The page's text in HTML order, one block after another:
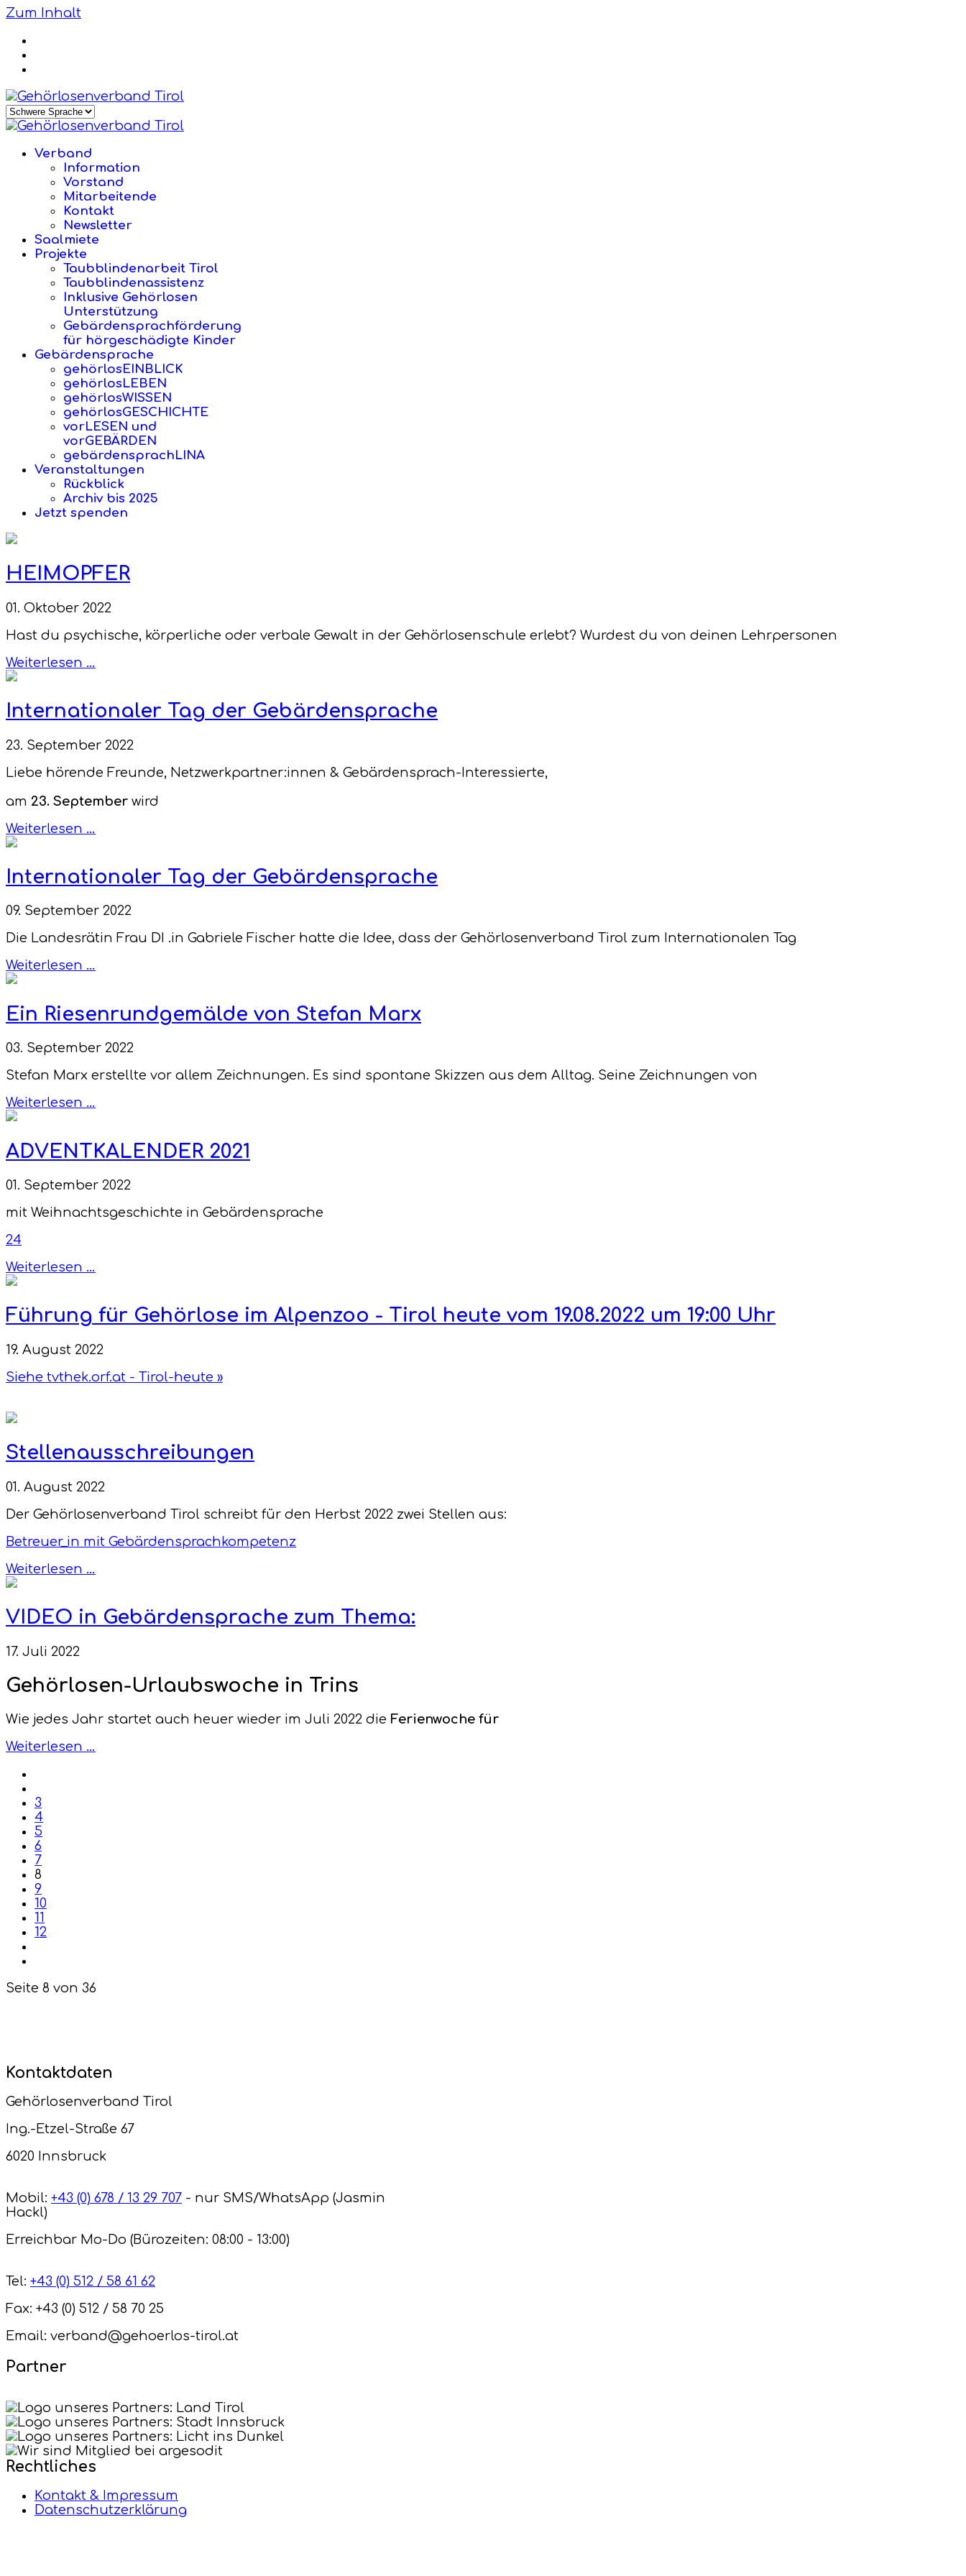
Zum Inhalt
Verband
Information
Vorstand
Mitarbeitende
Kontakt
Newsletter
Saalmiete
Projekte
Taubblindenarbeit Tirol
Taubblindenassistenz
Inklusive Gehörlosen
Unterstützung
Gebärdensprachförderung
für hörgeschädigte Kinder
Gebärdensprache
gehörlosEINBLICK
gehörlosLEBEN
gehörlosWISSEN
gehörlosGESCHICHTE
vorLESEN und
vorGEBÄRDEN
gebärdensprachLINA
Veranstaltungen
Rückblick
Archiv bis 2025
Jetzt spenden
HEIMOPFER
01. Oktober 2022
Hast du psychische, körperliche oder verbale Gewalt in der Gehörlosenschule erlebt? Wurdest du von deinen Lehrpersonen
Weiterlesen …
Internationaler Tag der Gebärdensprache
23. September 2022
Liebe hörende Freunde, Netzwerkpartner:innen & Gebärdensprach-Interessierte,
am 23. September wird
Weiterlesen …
Internationaler Tag der Gebärdensprache
09. September 2022
Die Landesrätin Frau DI .in Gabriele Fischer hatte die Idee, dass der Gehörlosenverband Tirol zum Internationalen Tag
Weiterlesen …
Ein Riesenrundgemälde von Stefan Marx
03. September 2022
Stefan Marx erstellte vor allem Zeichnungen. Es sind spontane Skizzen aus dem Alltag. Seine Zeichnungen von
Weiterlesen …
ADVENTKALENDER 2021
01. September 2022
mit Weihnachtsgeschichte in Gebärdensprache
24
Weiterlesen …
Führung für Gehörlose im Alpenzoo - Tirol heute vom 19.08.2022 um 19:00 Uhr
19. August 2022
Siehe tvthek.orf.at - Tirol-heute »
Stellenausschreibungen
01. August 2022
Der Gehörlosenverband Tirol schreibt für den Herbst 2022 zwei Stellen aus:
Betreuer_in mit Gebärdensprachkompetenz
Weiterlesen …
VIDEO in Gebärdensprache zum Thema:
17. Juli 2022
Gehörlosen-Urlaubswoche in Trins
Wie jedes Jahr startet auch heuer wieder im Juli 2022 die Ferienwoche für
Weiterlesen …
3
4
5
6
7
8
9
10
11
12
Seite 8 von 36
Kontaktdaten
Gehörlosenverband Tirol
Ing.-Etzel-Straße 67
6020 Innsbruck
Mobil: +43 (0) 678 / 13 29 707 - nur SMS/WhatsApp (Jasmin
Hackl)
Erreichbar Mo-Do (Bürozeiten: 08:00 - 13:00)
Tel: +43 (0) 512 / 58 61 62
Fax: +43 (0) 512 / 58 70 25
Email: verband@gehoerlos-tirol.at
Partner
Rechtliches
Kontakt & Impressum
Datenschutzerklärung